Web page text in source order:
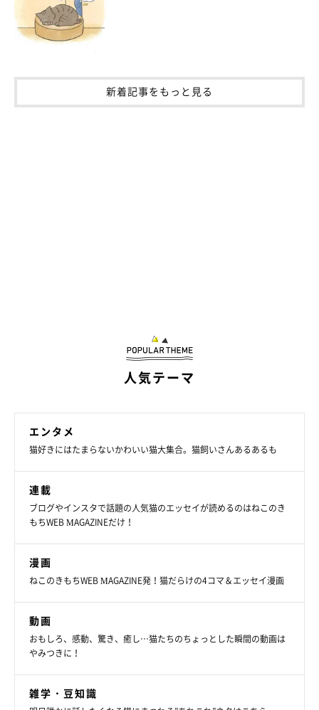
新着記事をもっと見る
人気テーマ
エンタメ
猫好きにはたまらないかわいい猫大集合。猫飼いさんあるあるも
連載
ブログやインスタで話題の人気猫のエッセイが読めるのはねこのき
もちWEB MAGAZINEだけ！
漫画
ねこのきもちWEB MAGAZINE発！猫だらけの4コマ＆エッセイ漫画
動画
おもしろ、感動、驚き、癒し…猫たちのちょっとした瞬間の動画は
やみつきに！
雑学・豆知識